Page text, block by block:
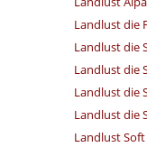
Landlust die
Landlust die
Landlust die
Landlust die
Landlust die
Landlust